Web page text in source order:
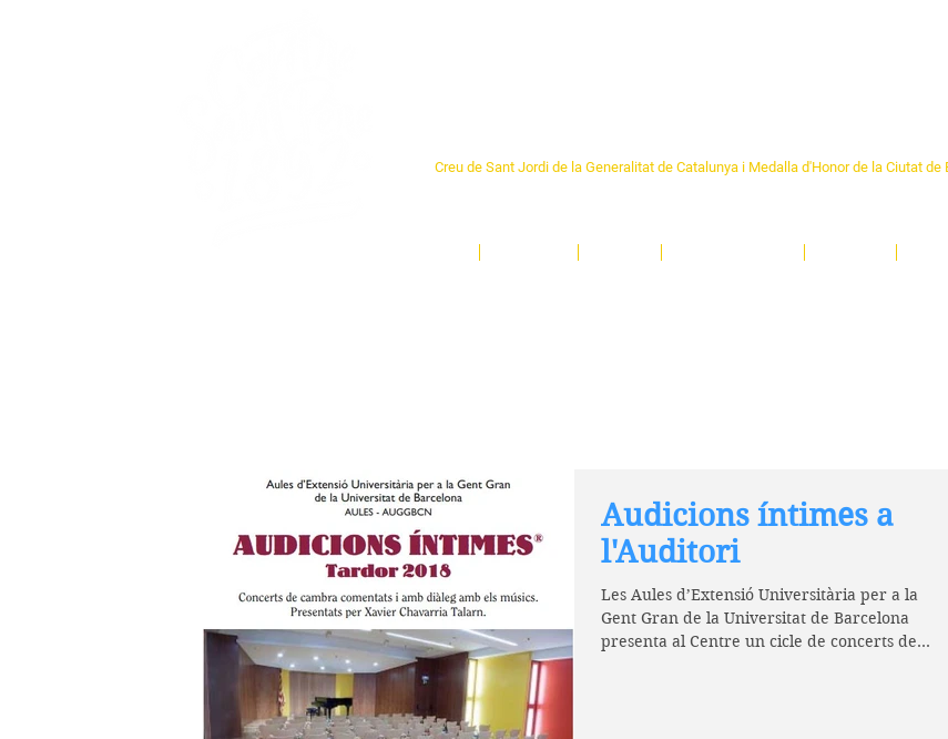
Creu de Sant Jordi de la Generalitat de Catalunya i Medalla d'Honor de la Ciutat
Audicions íntimes a
l'Auditori
Les Aules d’Extensió Universitària per a la
Gent Gran de la Universitat de Barcelona
presenta al Centre un cicle de concerts de